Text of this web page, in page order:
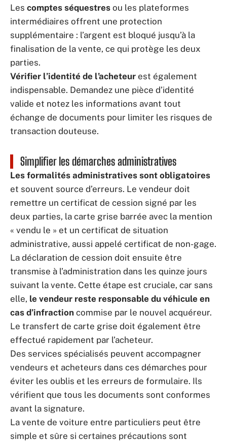
Les comptes séquestres ou les plateformes
intermédiaires offrent une protection
supplémentaire : l’argent est bloqué jusqu’à la
finalisation de la vente, ce qui protège les deux
parties.
Vérifier l’identité de l’acheteur est également
indispensable. Demandez une pièce d’identité
valide et notez les informations avant tout
échange de documents pour limiter les risques de
transaction douteuse.
Simplifier les démarches administratives
Les formalités administratives sont obligatoires
et souvent source d’erreurs. Le vendeur doit
remettre un certificat de cession signé par les
deux parties, la carte grise barrée avec la mention
« vendu le » et un certificat de situation
administrative, aussi appelé certificat de non-gage.
La déclaration de cession doit ensuite être
transmise à l’administration dans les quinze jours
suivant la vente. Cette étape est cruciale, car sans
elle, le vendeur reste responsable du véhicule en
cas d’infraction commise par le nouvel acquéreur.
Le transfert de carte grise doit également être
effectué rapidement par l’acheteur.
Des services spécialisés peuvent accompagner
vendeurs et acheteurs dans ces démarches pour
éviter les oublis et les erreurs de formulaire. Ils
vérifient que tous les documents sont conformes
avant la signature.
La vente de voiture entre particuliers peut être
simple et sûre si certaines précautions sont